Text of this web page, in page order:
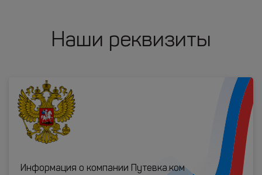
Наши реквизиты
Информация о компании Путевка.ком